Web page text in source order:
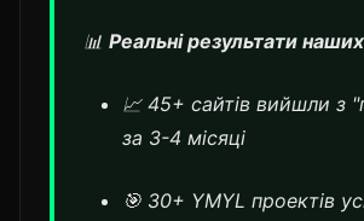
📊 Реальні результати наших
📈 45+ сайтів вийшли з
за 3-4 місяці
🎯 30+ YMYL проектів